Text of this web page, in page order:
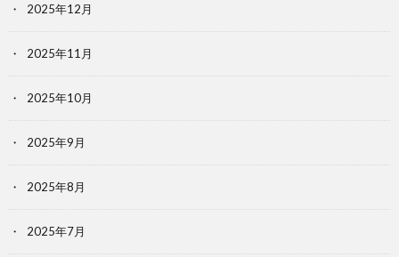
2025年12月
2025年11月
2025年10月
2025年9月
2025年8月
2025年7月